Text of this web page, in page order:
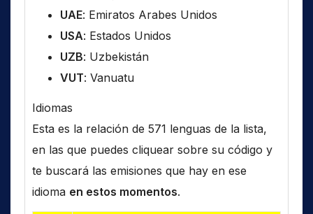
UAE: Emiratos Arabes Unidos
USA: Estados Unidos
UZB: Uzbekistán
VUT: Vanuatu
Idiomas
Esta es la relación de 571 lenguas de la lista,
en las que puedes cliquear sobre su código y
te buscará las emisiones que hay en ese
idioma en estos momentos.